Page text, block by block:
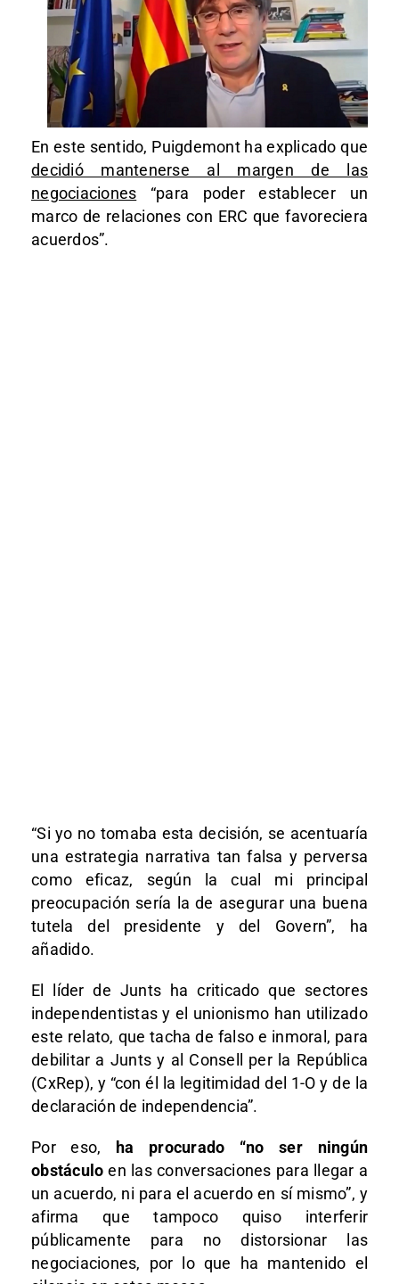
En este sentido, Puigdemont ha explicado que
decidió mantenerse al margen de las
negociaciones “para poder establecer un
marco de relaciones con ERC que favoreciera
acuerdos”.
“Si yo no tomaba esta decisión, se acentuaría
una estrategia narrativa tan falsa y perversa
como eficaz, según la cual mi principal
preocupación sería la de asegurar una buena
tutela del presidente y del Govern”, ha
añadido.
El líder de Junts ha criticado que sectores
independentistas y el unionismo han utilizado
este relato, que tacha de falso e inmoral, para
debilitar a Junts y al Consell per la República
(CxRep), y “con él la legitimidad del 1-O y de la
declaración de independencia”.
Por eso,
ha procurado “no ser ningún
obstáculo en las conversaciones para llegar a
un acuerdo, ni para el acuerdo en sí mismo”, y
afirma que tampoco quiso interferir
públicamente para no distorsionar las
negociaciones, por lo que ha mantenido el